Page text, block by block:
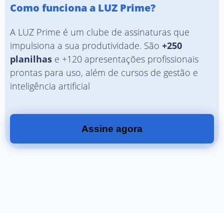
Como funciona a LUZ Prime?
A LUZ Prime é um clube de assinaturas que
impulsiona a sua produtividade. São +250
planilhas e +120 apresentações profissionais
prontas para uso, além de cursos de gestão e
inteligência artificial
Assine agora